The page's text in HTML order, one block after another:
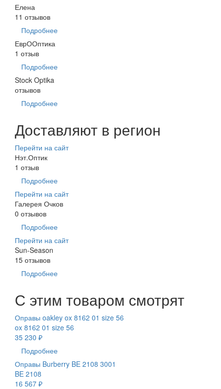
Елена
11 отзывов
Подробнее
ЕврООптика
1 отзыв
Подробнее
Stock Optika
отзывов
Подробнее
Доставляют в регион
Перейти на сайт
Нэт.Оптик
1 отзыв
Подробнее
Перейти на сайт
Галерея Очков
0 отзывов
Подробнее
Перейти на сайт
Sun-Season
15 отзывов
Подробнее
С этим товаром смотрят
Оправы oakley ox 8162 01 size 56
ox 8162 01 size 56
35 230 ₽
Подробнее
Оправы Burberry BE 2108 3001
BE 2108
16 567 ₽